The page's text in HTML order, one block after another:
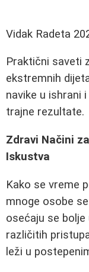
Vidak Radeta
Praktični saveti
ekstremnih
navike u ishrani
trajne rezultate.
Zdravi Načini
Iskustva
Kako se vreme
mnoge osobe
osećaju se
različitih
leži u